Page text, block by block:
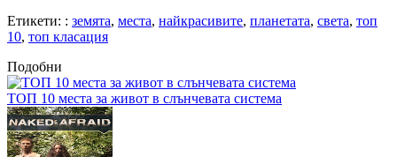
Етикети: : земята, места, найкрасивите, планетата, света, топ
10, топ класация
Подобни
ТОП 10 места за живот в слънчевата система